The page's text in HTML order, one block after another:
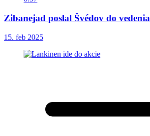
Zibanejad poslal Švédov do vedenia
15. feb 2025